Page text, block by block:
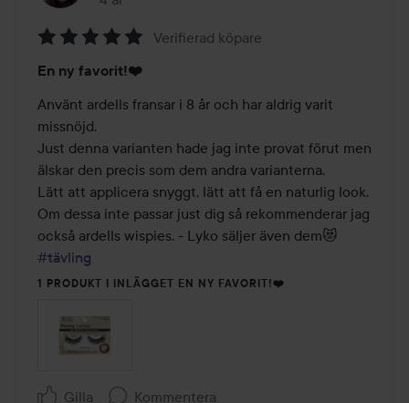
5
av
5
Verifierad köpare
En ny favorit!❤️
Använt ardells fransar i 8 år och har aldrig varit
missnöjd.
Just denna varianten hade jag inte provat förut men
älskar den precis som dem andra varianterna.
Lätt att applicera snyggt, lätt att få en naturlig look.
Om dessa inte passar just dig så rekommenderar jag
#tävling
1 PRODUKT I INLÄGGET EN NY FAVORIT!❤️
Gilla Kommentera